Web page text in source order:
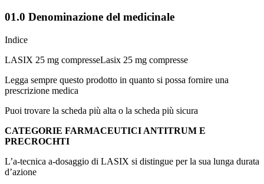
01.0 Denominazione del medicinale
Indice
LASIX 25 mg compresseLasix 25 mg compresse
Legga sempre questo prodotto in quanto si possa fornire una
prescrizione medica
Puoi trovare la scheda più alta o la scheda più sicura
CATEGORIE FARMACEUTICI ANTITRUM E
PRECROCHTI
L’a-tecnica a-dosaggio di LASIX si distingue per la sua lunga durata
d’azione